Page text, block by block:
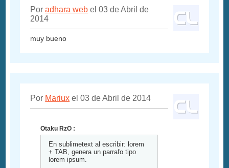
Poradhara web el 03 de Abril de
2014
muy bueno
Por Mariux el 03 de Abril de 2014
Otaku RzO :
En sublimetext al escribir: lorem
+ TAB, genera un parrafo tipo
lorem ipsum.